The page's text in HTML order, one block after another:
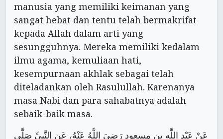
manusia yang memiliki keimanan yang
sangat hebat dan tentu telah bermakrifat
kepada Allah dalam arti yang
sesungguhnya. Mereka memiliki kedalam
ilmu agama, kemuliaan hati,
kesempurnaan akhlak sebagai telah
diteladankan oleh Rasulullah. Karenanya
masa Nabi dan para sahabatnya adalah
sebaik-baik masa.
عَنْ عَبْدِ اللَّهِ بن مسعود رَضِيَ اللَّهُ عَنْهُ، عَنِ النَّبِيِّ صَلَّى